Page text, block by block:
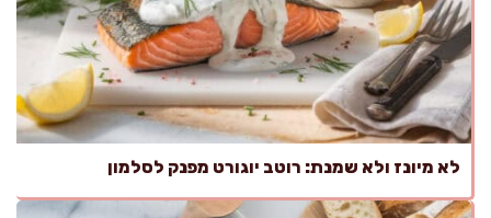
לא מיונז ולא שמנת: רוטב יוגורט מפנק לסלמון